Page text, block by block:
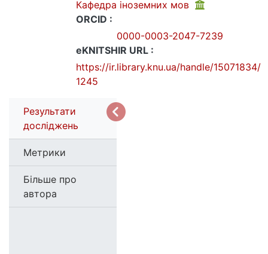
Кафедра іноземних мов
ORCID :
0000-0003-2047-7239
eKNITSHIR URL :
https://ir.library.knu.ua/handle/15071834/
1245
Результати
досліджень
Метрики
Більше про
автора